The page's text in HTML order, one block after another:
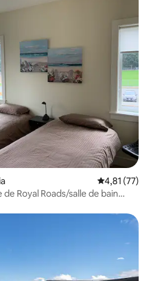
Évaluation
4,81 (77)
Royal Roads/salle de bain